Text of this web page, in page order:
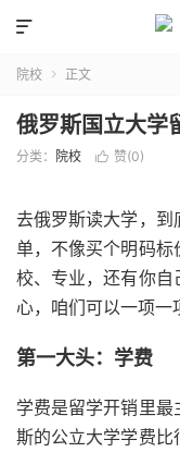

院校  正文
俄罗斯国立大学
分类： 院校  赞(0)
去俄罗斯读大学，到
单，不像买个明码
校、专业，还有你自
心，咱们可以一项一
第一大头：学费
学费是留学开销里
斯的公立大学学费比